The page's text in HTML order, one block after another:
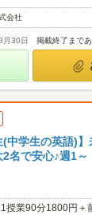
会社
月30日 掲載終了まで
(中学生の英語)
名で安心♪週1～
授業90分1800円＋